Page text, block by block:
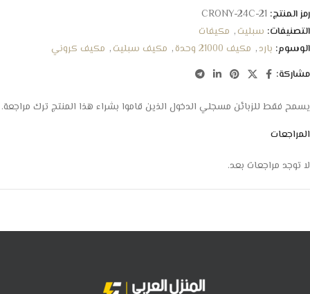
رمز المنتج: CRONY-24C-21
التصنيفات: سبليت, مكيفات
الوسوم: بارد, مكيف 21000 وحدة , مكيف سبليت, مكيف كروني
مشاركة:
المراجعات
لا توجد مراجعات بعد.
يسمح فقط للزبائن مسجلي الدخول الذين قاموا بشراء هذا المنتج ترك مراجعة.